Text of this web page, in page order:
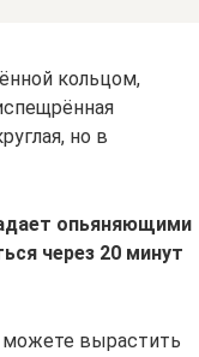
кольцом,
но в
опьяняющими
через 20 минут
вырастить